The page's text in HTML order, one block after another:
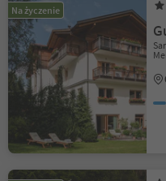
Na życzenie